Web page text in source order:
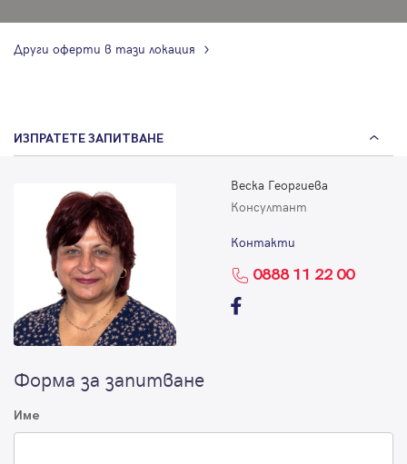
Други оферти в тази локация
ИЗПРАТЕТЕ ЗАПИТВАНЕ
Веска Георгиева
Консултант
Контакти
0888 11 22 00
Форма за запитване
Име